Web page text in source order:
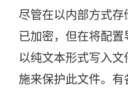
尽管在以内部方式
已加密，但在将配
以纯文本形式写入
施来保护此文件。有